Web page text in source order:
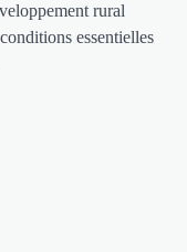
rural
essentielles